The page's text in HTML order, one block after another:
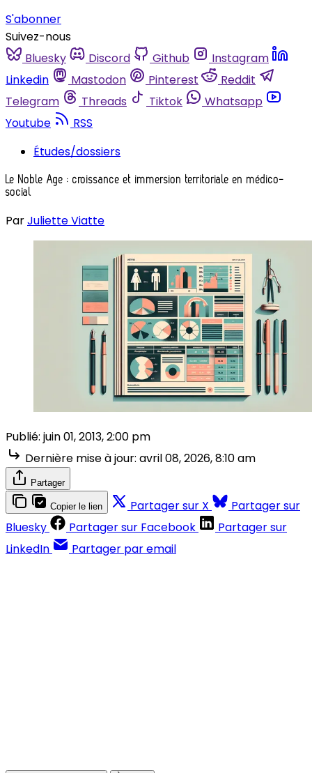
S'abonner
Suivez-nous
Bluesky
Discord Github
Instagram
Linkedin
Mastodon Pinterest
Reddit
Telegram
Threads Tiktok
Whatsapp
Youtube
RSS
Études/dossiers
Le Noble Age : croissance et immersion territoriale en médico-
social
ParJuliette Viatte
Publié: juin 01, 2013, 2:00 pm
Dernière mise à jour: avril 08, 2026, 8:10 am
Partager
Copier le lien Partager sur X
Partager sur
Bluesky
Partager sur Facebook
Partager sur
LinkedIn
Partager par email